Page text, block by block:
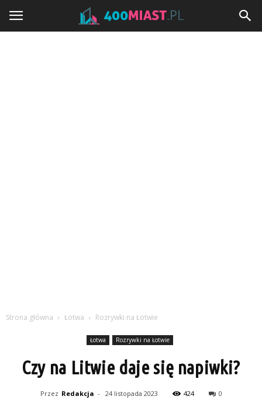
Strona główna Łotwa Rozrywki na Łotwie
Łotwa Rozrywki na Łotwie
Czy na Litwie daje się napiwki?
Przez Redakcja - 24 listopada 2023 424 0